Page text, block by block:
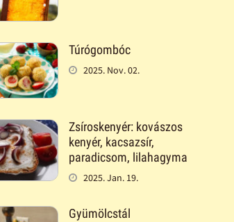
Túrógombóc
2025. Nov. 02.
Zsíroskenyér: kovászos
kenyér, kacsazsír,
paradicsom, lilahagyma
2025. Jan. 19.
Gyümölcstál